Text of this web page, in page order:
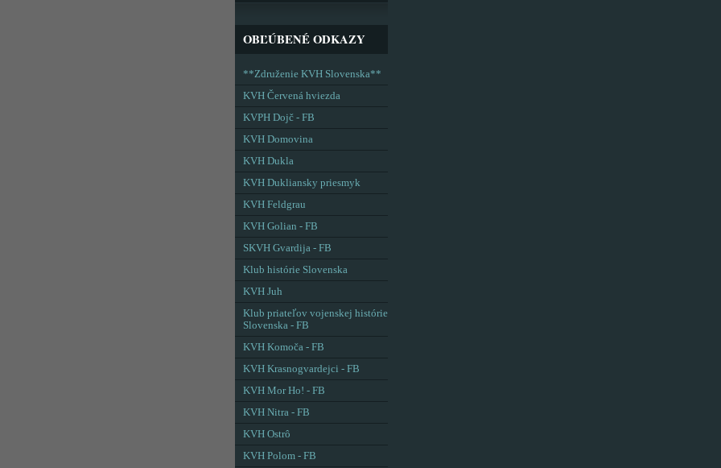
OBĽÚBENÉ ODKAZY
**Združenie KVH Slovenska**
KVH Červená hviezda
KVPH Dojč - FB
KVH Domovina
KVH Dukla
KVH Dukliansky priesmyk
KVH Feldgrau
KVH Golian - FB
SKVH Gvardija - FB
Klub histórie Slovenska
KVH Juh
Klub priateľov vojenskej histórie
Slovenska - FB
KVH Komoča - FB
KVH Krasnogvardejci - FB
KVH Mor Ho! - FB
KVH Nitra - FB
KVH Ostrô
KVH Polom - FB